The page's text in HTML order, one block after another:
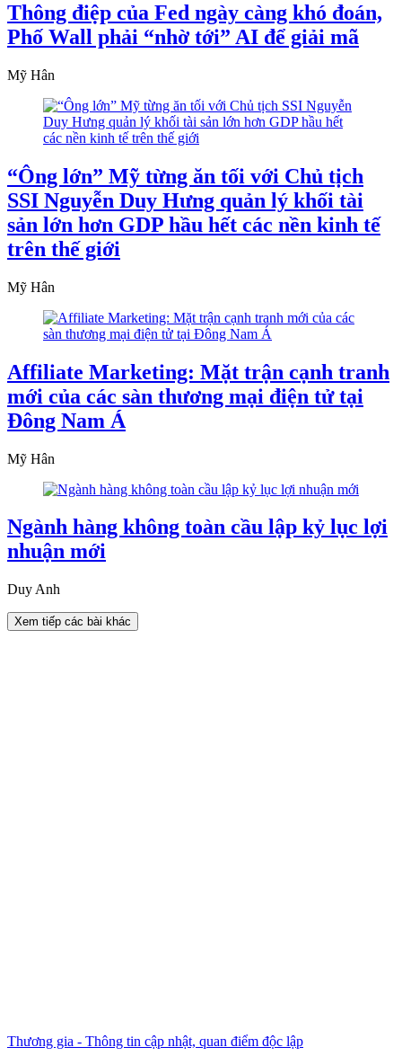
Thông điệp của Fed ngày càng khó đoán,
Phố Wall phải “nhờ tới” AI để giải mã
Mỹ Hân
“Ông lớn” Mỹ từng ăn tối với Chủ tịch
SSI Nguyễn Duy Hưng quản lý khối tài
sản lớn hơn GDP hầu hết các nền kinh tế
trên thế giới
Mỹ Hân
Affiliate Marketing: Mặt trận cạnh tranh
mới của các sàn thương mại điện tử tại
Đông Nam Á
Mỹ Hân
Ngành hàng không toàn cầu lập kỷ lục lợi
nhuận mới
Duy Anh
Xem tiếp các bài khác
Thương gia - Thông tin cập nhật, quan điểm độc lập